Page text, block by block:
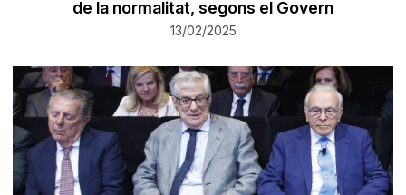
de la normalitat, segons el Govern
13/02/2025